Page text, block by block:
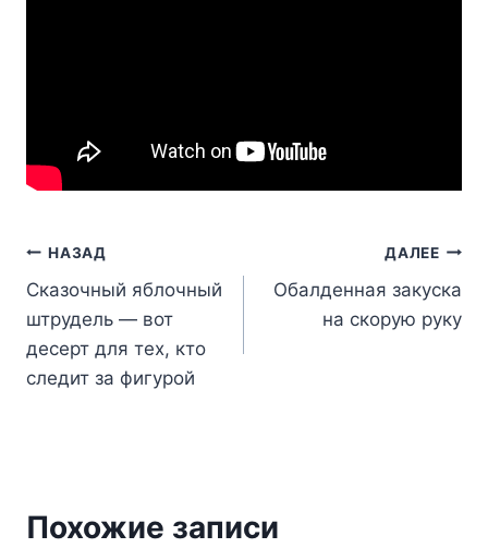
Навигация
по
записям
НАЗАД
Сказочный яблочный
штрудель — вот
десерт для тех, кто
следит за фигурой
ДАЛЕЕ
Обалденная закуска
на скорую руку
Похожие записи